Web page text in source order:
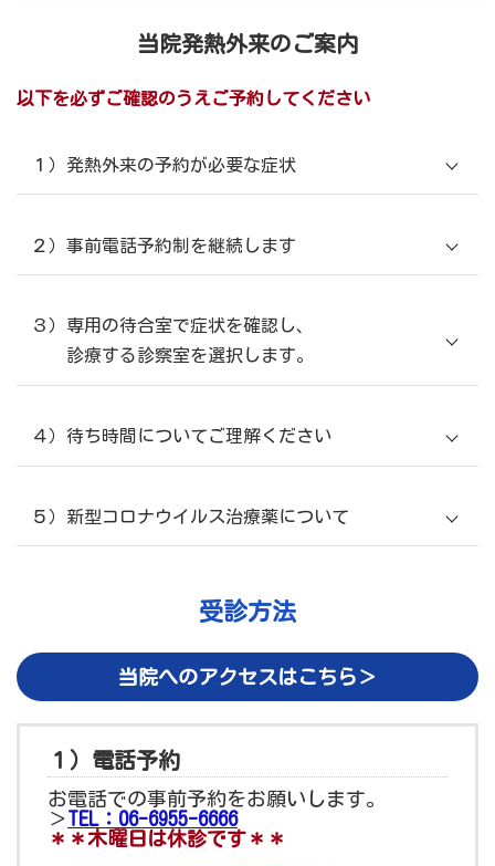
当院発熱外来のご案内
以下を必ずご確認のうえご予約してください
１）発熱外来の予約が必要な症状
合は「発熱外来」
２）事前電話予約制を継続します
予約は当日のみ
Web予約のうえでご来院いただきましても、ご希
電話予約をお願いします
３）専用の待合室で症状を確認し、
診療する診察室を選択します。
通常の診察室・処置室・検査室での診療とする場合
があります（医師が判断します）
４）待ち時間についてご理解ください
内科外来
５）新型コロナウイルス治療薬について
新型コロナウイルス感染症治療薬の投与を前提に受診
を希望される場合は他医療機関への受診をご検討くだ
さい
受診方法
当院へのアクセスはこちら＞
１）電話予約
お電話での事前予約をお願いします。
＞TEL：06-6955-6666
＊＊木曜日は休診です＊＊